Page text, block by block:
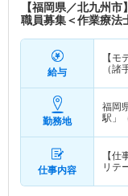
【福岡県／北九州
職員募集＜作業療法
給与
【モ
（
程度
勤務地
福岡
駅」
仕事内容
【